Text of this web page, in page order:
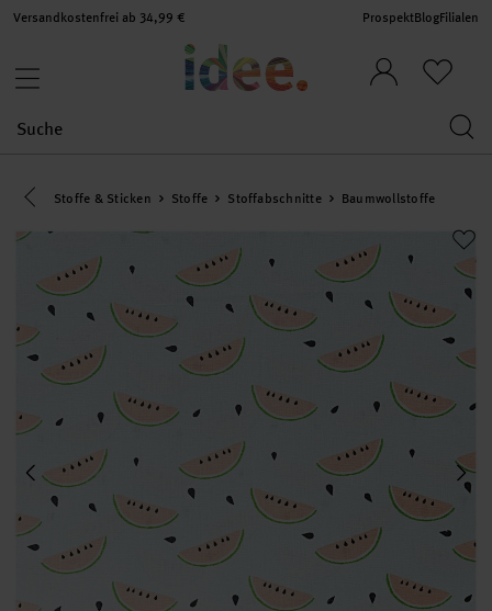
Versandkostenfrei ab 34,99 € ProspektBlogFilialen
Eine Kategorie zurück navigieren
Stoffe & Sticken Stoffe Stoffabschnitte Baumwollstoffe